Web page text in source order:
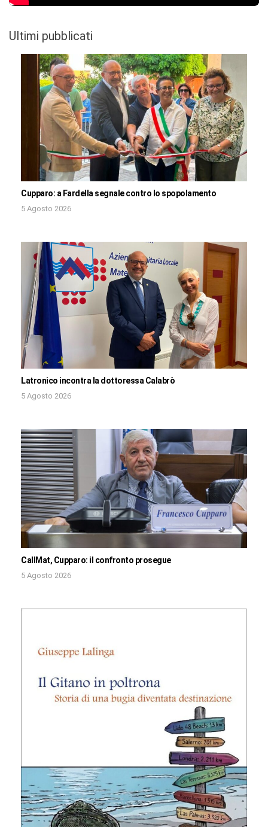
Ultimi pubblicati
Cupparo: a Fardella segnale contro lo spopolamento
5 Agosto 2026
Latronico incontra la dottoressa Calabrò
5 Agosto 2026
CallMat, Cupparo: il confronto prosegue
5 Agosto 2026